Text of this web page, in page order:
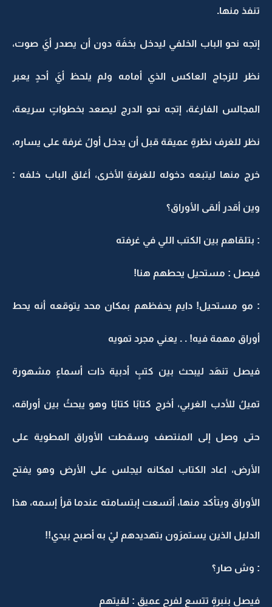
تنفذ منها.
إتجه نحو الباب الخلفي ليدخل بخفَة دون أن يصدر أيَ صوت،
نظر للزجاج العاكس الذي أمامه ولم يلحظ أيَ أحدٍ يعبر
المجالس الفارغة، إتجه نحو الدرج ليصعد بخطواتٍ سريعة،
نظر للغرف نظرةٍ عميقة قبل أن يدخل أولُ غرفة على يساره،
خرج منها ليتبعه دخوله للغرفةِ الأخرى، أغلق الباب خلفه :
وين أقدر ألقى الأوراق؟
: بتلقاهم بين الكتب اللي في غرفته
فيصل : مستحيل يحطهم هنا!
: مو مستحيل! دايم يحفظهم بمكان محد يتوقعه أنه يحط
أوراق مهمة فيه! . . يعني مجرد تمويه
فيصل تنهَد ليبحث بين كتبٍ أدبية ذات أسماءٍ مشهورة
تميلُ للأدب الغربي، أخرج كتابًا كتابًا وهو يبحثُ بين أوراقه،
حتى وصل إلى المنتصف وسقطت الأوراق المطوية على
الأرض، اعاد الكتاب لمكانه ليجلس على الأرض وهو يفتح
الأوراق ويتأكد منها، أتسعت إبتسامته عندما قرأ إسمه، هذا
الدليل الذين يستمرَون بتهديدهم ليْ به أصبح بيدي!!
: وش صار؟
فيصل بنبرةٍ تتسع لفرحٍ عميق : لقيتهم